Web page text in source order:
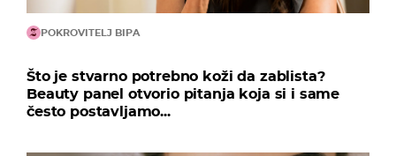
POKROVITELJ BIPA
Što je stvarno potrebno koži da zablista?
Beauty panel otvorio pitanja koja si i same
često postavljamo...